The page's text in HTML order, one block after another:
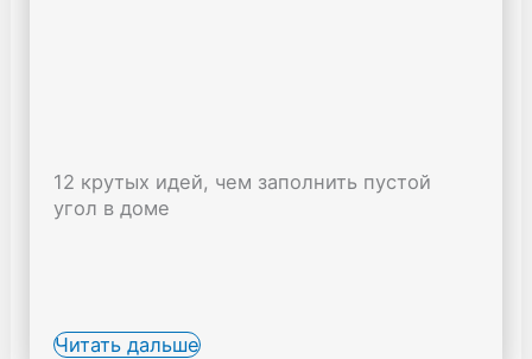
12 крутых идей, чем заполнить пустой
угол в доме
Читать дальше